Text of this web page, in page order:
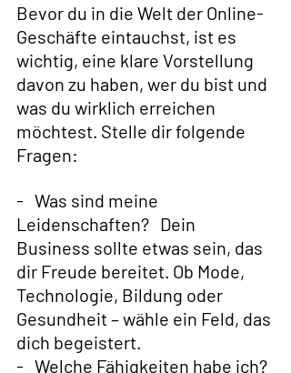
Bevor du in die Welt der Online-
Geschäfte eintauchst, ist es
wichtig, eine klare Vorstellung
davon zu haben, wer du bist und
was du wirklich erreichen
möchtest. Stelle dir folgende
Fragen:
-   Was sind meine
Leidenschaften?   Dein
Business sollte etwas sein, das
dir Freude bereitet. Ob Mode,
Technologie, Bildung oder
Gesundheit – wähle ein Feld, das
dich begeistert.
-   Welche Fähigkeiten habe ich?